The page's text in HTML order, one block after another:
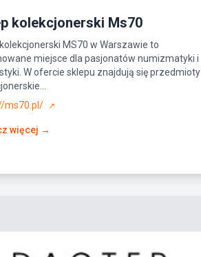
kolekcjonerski Ms70
MS70 w Warszawie to
miejsce dla pasjonatów numizmatyki i
W ofercie sklepu znajdują się przedmioty
ms70.pl/
↗
więcej →